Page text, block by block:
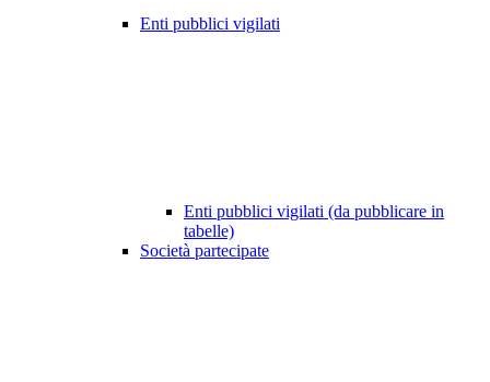
Enti pubblici vigilati
Enti pubblici vigilati (da pubblicare in
tabelle)
Società partecipate